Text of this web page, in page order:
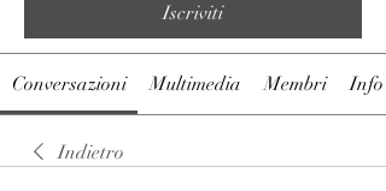
Iscriviti
Conversazioni Multimedia Membri Info
Indietro